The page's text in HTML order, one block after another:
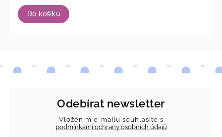
Do košíku
Odebírat newsletter
Vložením e-mailu souhlasíte s
podmínkami ochrany osobních údajů